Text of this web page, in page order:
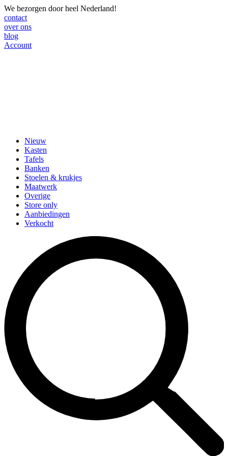
We bezorgen door heel Nederland!
contact
over ons
blog
Account
Nieuw
Kasten
Tafels
Banken
Stoelen & krukjes
Maatwerk
Overige
Store only
Aanbiedingen
Verkocht